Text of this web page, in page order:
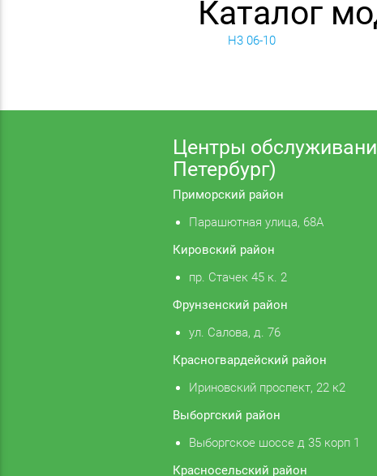
Каталог
H3 06-10
Центры
Петербург)
Приморский район
Парашютная улица, 68А
Кировский район
пр. Стачек 45 к. 2
Фрунзенский район
ул. Салова, д. 76
Красногвардейский район
Ириновский проспект, 22 к2
Выборгский район
Выборгское шоссе д 35 корп 1
Красносельский район